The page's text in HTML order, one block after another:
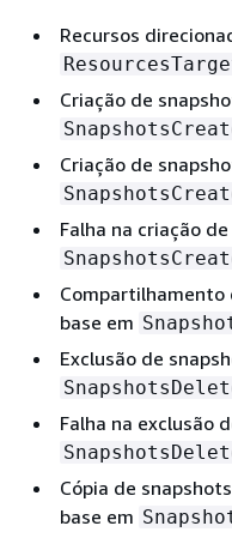
Recursos
Criação de
Criação de
Falha na criação
Compartilhamento
base em
Exclusão de
Falha na exclusão
Cópia de
base em